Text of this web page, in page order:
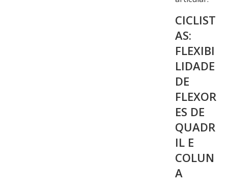
CICLIST
AS:
FLEXIBI
LIDADE
DE
FLEXOR
ES DE
QUADR
IL E
COLUN
A